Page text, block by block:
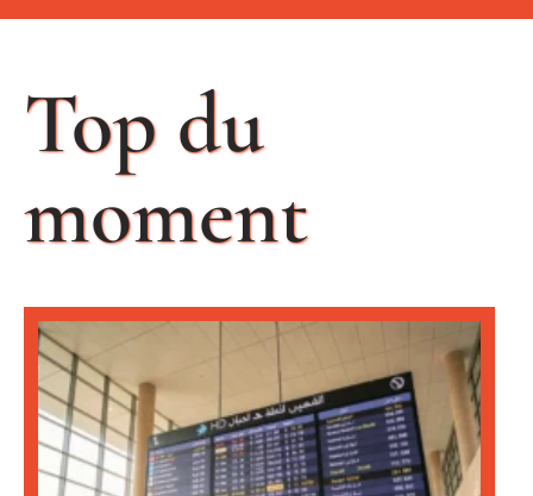
Top du
moment